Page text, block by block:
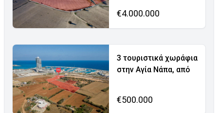
€4.000.000
3 τουριστικά χωράφια
στην Αγία Νάπα, από
€500.000